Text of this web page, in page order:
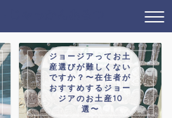
ジョージアってお土
産選びが難しくない
ですか？〜在住者が
おすすめするジョー
ジアのお土産10
選〜